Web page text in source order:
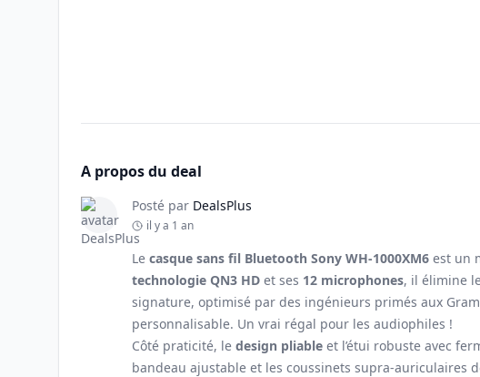
A propos du deal
Posté par DealsPlus
il y a 1 an
Le casque sans fil Bluetooth Sony WH-1000XM6 est un
technologie QN3 HD et ses 12 microphones, il élimine
signature, optimisé par des ingénieurs primés aux
personnalisable. Un vrai régal pour les audiophiles !
Côté praticité, le design pliable et l’étui robuste avec
bandeau ajustable et les coussinets supra-auriculaires